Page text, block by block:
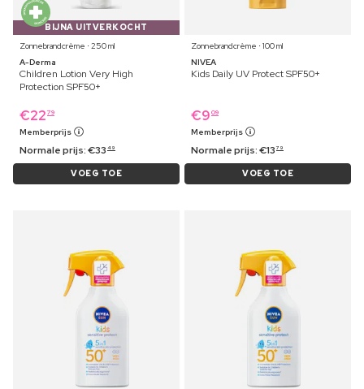
BIJNA UITVERKOCHT
Zonnebrandcrème ⋅ 250 ml
A-Derma
Children Lotion Very High
Protection SPF50+
€22 79
Memberprijs
Normale prijs:€33 49
VOEG TOE
Zonnebrandcrème ⋅ 100 ml
NIVEA
Kids Daily UV Protect SPF50+
€9 09
Memberprijs
Normale prijs:€13 79
VOEG TOE